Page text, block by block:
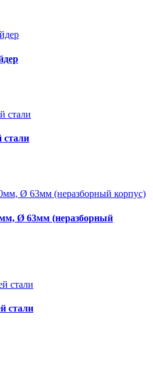
стали
Ø 63мм (неразборный
стали